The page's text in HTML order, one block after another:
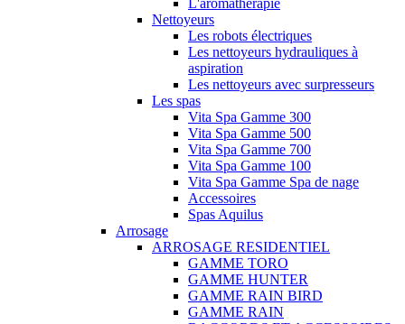
L'aromathérapie
Nettoyeurs
Les robots électriques
Les nettoyeurs hydrauliques à
aspiration
Les nettoyeurs avec surpresseurs
Les spas
Vita Spa Gamme 300
Vita Spa Gamme 500
Vita Spa Gamme 700
Vita Spa Gamme 100
Vita Spa Gamme Spa de nage
Accessoires
Spas Aquilus
Arrosage
ARROSAGE RESIDENTIEL
GAMME TORO
GAMME HUNTER
GAMME RAIN BIRD
GAMME RAIN